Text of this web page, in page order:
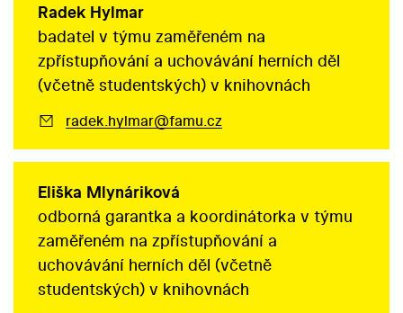
Radek Hylmar
badatel v týmu zaměřeném na
zpřístupňování a uchovávání herních děl
(včetně studentských) v knihovnách
radek.hylmar@famu.cz
Eliška Mlynáriková
odborná garantka a koordinátorka v týmu
zaměřeném na zpřístupňování a
uchovávání herních děl (včetně
studentských) v knihovnách